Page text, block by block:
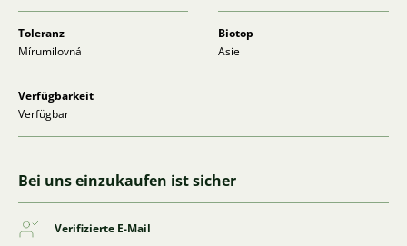
Toleranz
Mírumilovná
Biotop
Asie
Verfügbarkeit
Verfügbar
Bei uns einzukaufen ist sicher
Verifizierte E-Mail